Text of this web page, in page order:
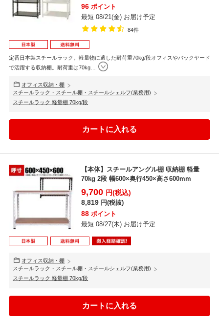
96 ポイント
最短 08/21(金) お届け予定
84件
定番日本製スチールラック。軽量物に適した耐荷重70kg/段オフィスやバックヤード
で活躍する収納棚。耐荷重は70kg…
オフィス収納・棚
スチールラック・スチール棚・スチールシェルフ(業務用)
スチールラック 軽量棚 70kg/段
【本体】スチールアングル棚 収納棚 軽量
70kg 2段 幅600×奥行450×高さ600mm
9,700 円(税込)
8,819 円(税抜)
88 ポイント
最短 08/27(木) お届け予定
オフィス収納・棚
スチールラック・スチール棚・スチールシェルフ(業務用)
スチールラック 軽量棚 70kg/段